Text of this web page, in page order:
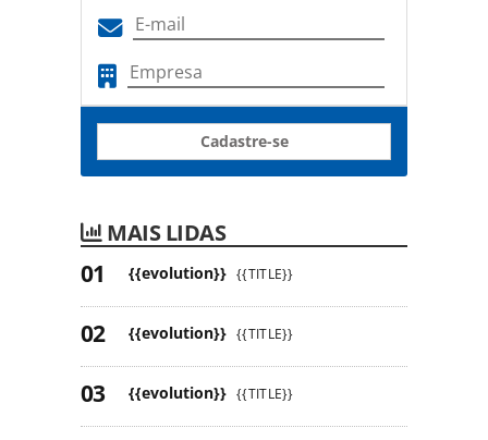
Cadastre-se
MAIS LIDAS
{{evolution}} {{TITLE}}
{{evolution}} {{TITLE}}
{{evolution}} {{TITLE}}